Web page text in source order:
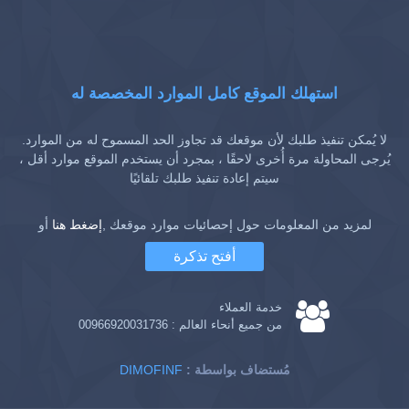
استهلك الموقع كامل الموارد المخصصة له
لا يُمكن تنفيذ طلبك لأن موقعك قد تجاوز الحد المسموح له من الموارد.
يُرجى المحاولة مرة أُخرى لاحقًا ، بمجرد أن يستخدم الموقع موارد أقل ،
سيتم إعادة تنفيذ طلبك تلقائيًا
لمزيد من المعلومات حول إحصائيات موارد موقعك ,إضغط هنا أو
أفتح تذكرة
خدمة العملاء
من جميع أنحاء العالم : 00966920031736
DIMOFINF : مُستضاف بواسطة